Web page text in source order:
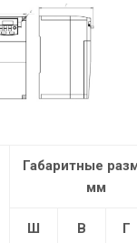
Габаритные
мм
Ш В Г